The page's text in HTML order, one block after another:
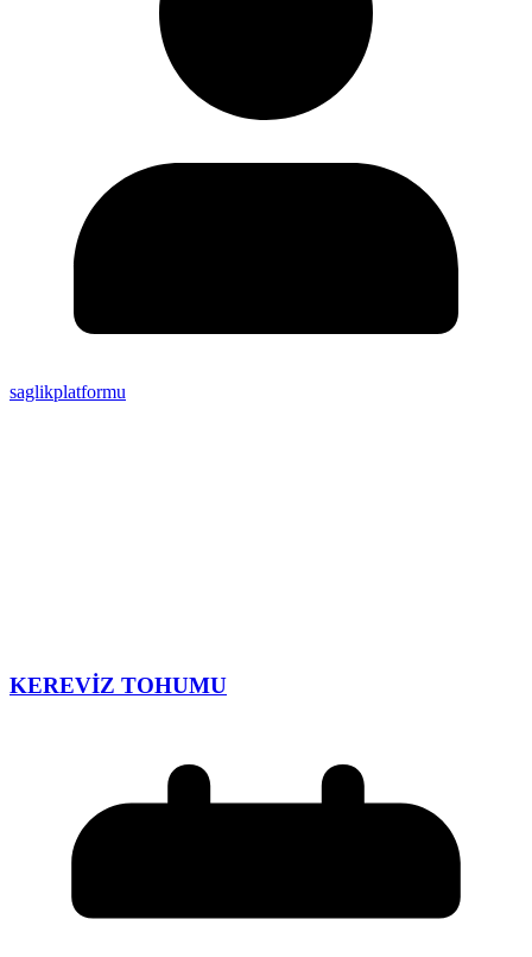
saglikplatformu
KEREVİZ TOHUMU